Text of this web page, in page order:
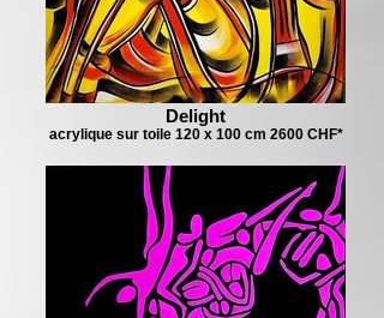
Delight
acrylique sur toile 120 x 100 cm 2600 CHF*